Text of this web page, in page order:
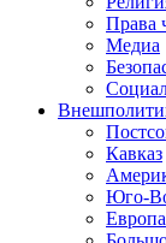
Права
Медиа
Кавказ
Юго-
Европа